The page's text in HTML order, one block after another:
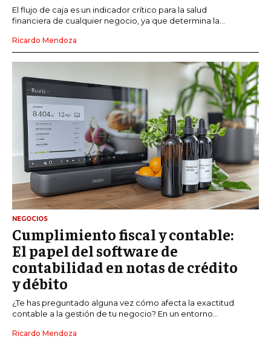
El flujo de caja es un indicador crítico para la salud
financiera de cualquier negocio, ya que determina la...
Ricardo Mendoza
NEGOCIOS
Cumplimiento fiscal y contable:
El papel del software de
contabilidad en notas de crédito
y débito
¿Te has preguntado alguna vez cómo afecta la exactitud
contable a la gestión de tu negocio? En un entorno...
Ricardo Mendoza